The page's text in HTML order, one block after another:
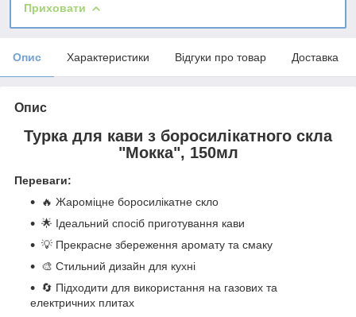
Приховати
Опис Характеристики Відгуки про товар Доставка
Опис
Турка для кави з боросилікатного скла
"Мокка", 150мл
Переваги:
🔥 Жароміцне боросилікатне скло
🌟 Ідеальний спосіб приготування кави
💡 Прекрасне збереження аромату та смаку
🎨 Стильний дизайн для кухні
🔄 Підходити для використання на газових та
електричних плитах